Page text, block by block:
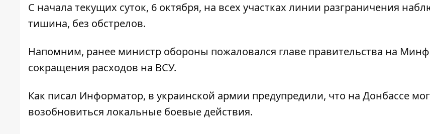
С начала текущих суток, 6 октября, на всех участках линии разграничения
тишина, без обстрелов.
Напомним, ранее министр обороны пожаловался главе правительства на
сокращения расходов на ВСУ.
Как писал Информатор, в украинской армии предупредили, что на Донбассе
возобновиться локальные боевые действия.